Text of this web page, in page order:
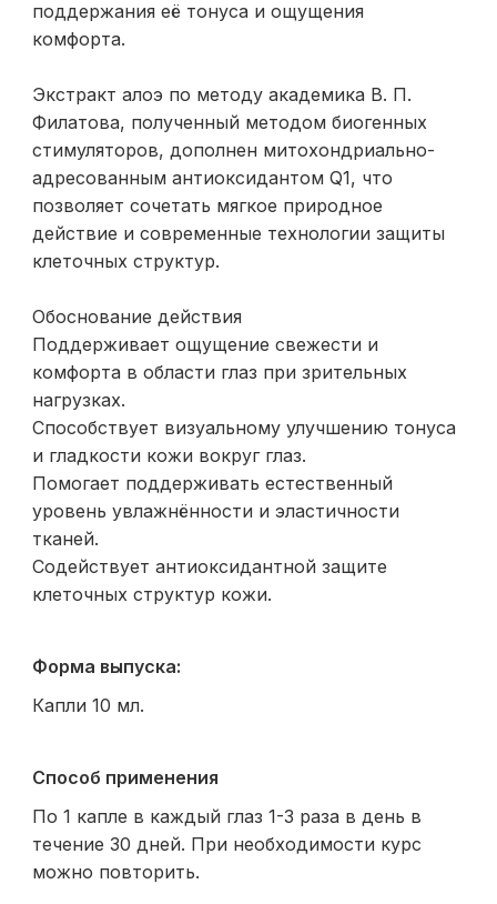
поддержания её тонуса и ощущения
комфорта.
Экстракт алоэ по методу академика В. П.
Филатова, полученный методом биогенных
стимуляторов, дополнен митохондриально-
адресованным антиоксидантом Q1, что
позволяет сочетать мягкое природное
действие и современные технологии защиты
клеточных структур.
Обоснование действия
Поддерживает ощущение свежести и
комфорта в области глаз при зрительных
нагрузках.
Способствует визуальному улучшению тонуса
и гладкости кожи вокруг глаз.
Помогает поддерживать естественный
уровень увлажнённости и эластичности
тканей.
Содействует антиоксидантной защите
клеточных структур кожи.
Форма выпуска:
Капли 10 мл.
Способ применения
По 1 капле в каждый глаз 1-3 раза в день в
течение 30 дней. При необходимости курс
можно повторить.